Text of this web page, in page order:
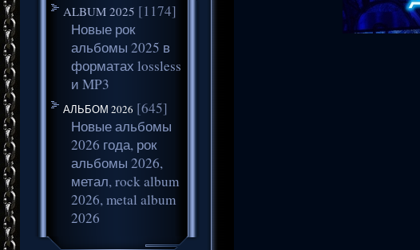
ALBUM 2025 [1174]
Новые рок
альбомы 2025 в
форматах lossless
и MP3
АЛЬБОМ 2026 [645]
Новые альбомы
2026 года, рок
альбомы 2026,
метал, rock album
2026, metal album
2026